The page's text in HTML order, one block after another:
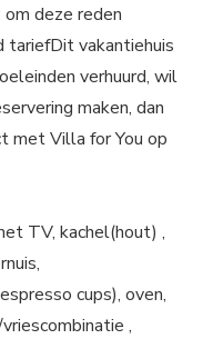
deze reden
tariefDit vakantiehuis
verhuurd, wil
maken, dan
met Villa for You op
TV, kachel(hout) ,
cups), oven,
,